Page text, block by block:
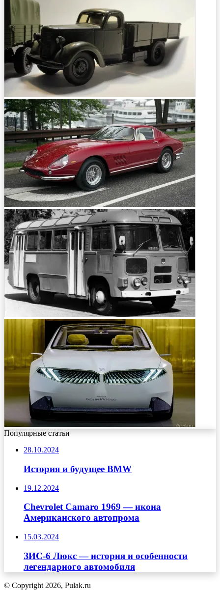
Популярные статьи
28.10.2024
История и будущее BMW
19.12.2024
Chevrolet Camaro 1969 — икона
Американского автопрома
15.03.2024
ЗИС-6 Люкс — история и особенности
легендарного автомобиля
© Copyright 2026, Pulak.ru